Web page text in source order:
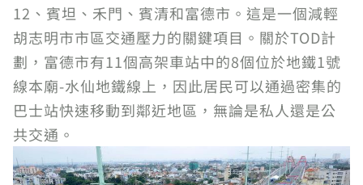
12、賓坦、禾門、賓清和富德市。這是一個減輕
胡志明市市區交通壓力的關鍵項目。關於TOD計
劃，富德市有11個高架車站中的8個位於地鐵1號
線本廟-水仙地鐵線上，因此居民可以通過密集的
巴士站快速移動到鄰近地區，無論是私人還是公
共交通。